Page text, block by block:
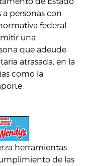
personas con
federal
una
que adeude
atrasada, en la
como la
herramientas
de las